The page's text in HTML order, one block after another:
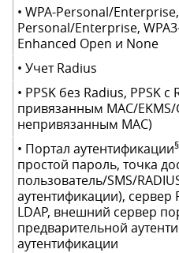
• WPA-Personal/
Personal/Enterprise,
Enhanced Open и None
• Учет Radius
• PPSK без Radius, PPSK
привязанным MAC/
непривязанным MAC)
• Портал аутентификации§
простой пароль, точка
пользователь/SMS/
аутентификации), сервер
LDAP, внешний сервер
предварительной
аутентификации